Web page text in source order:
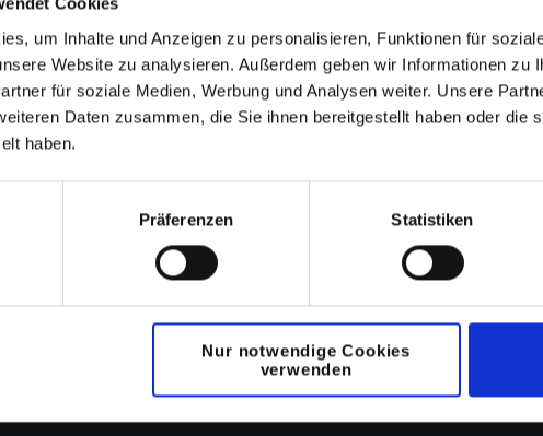
um Inhalte und Anzeigen zu personalisieren, Funktionen für
Website zu analysieren. Außerdem geben wir Informationen zu
für soziale Medien, Werbung und Analysen weiter. Unsere
Daten zusammen, die Sie ihnen bereitgestellt haben oder die
haben.
Präferenzen Statistiken
Nur notwendige Cookies
verwenden
Kosten einsparen
Sie interessant
jederzeit
unserer
Ich stimme zu,